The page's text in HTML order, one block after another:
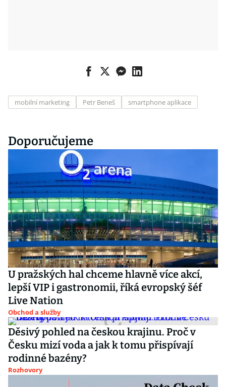
mobilní marketing Petr Beneš smartphone aplikace
Doporučujeme
U pražských hal chceme hlavně více akcí,
lepší VIP i gastronomii, říká evropský šéf
Live Nation
Obchod a služby
Děsivý pohled na českou krajinu. Proč v
Česku mizí voda a jak k tomu přispívají
rodinné bazény?
Rozhovory